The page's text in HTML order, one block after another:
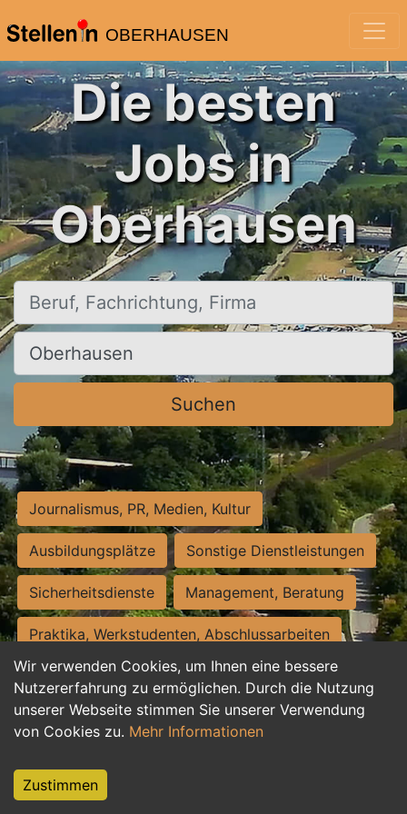
OBERHAUSEN
Wir verwenden Cookies, um Ihnen eine bessere
Nutzererfahrung zu ermöglichen. Durch die Nutzung
unserer Webseite stimmen Sie unserer Verwendung
von Cookies zu. Mehr Informationen
Zustimmen
Die besten
Jobs in
Oberhausen
Beruf, Fachrichtung, Firma
Ort, Stadt
Suchen
Journalismus, PR, Medien, Kultur
Ausbildungsplätze Sonstige Dienstleistungen
Sicherheitsdienste Management, Beratung
Praktika, Werkstudenten, Abschlussarbeiten
Personalwesen Assistenz, Sekretariat
Hilfskräfte, Aushilfs- und Nebenjobs
Weiterbildung, Studium, duale Ausbildung